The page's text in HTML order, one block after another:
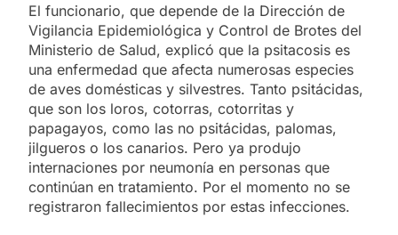
El funcionario, que depende de la Dirección de
Vigilancia Epidemiológica y Control de Brotes del
Ministerio de Salud, explicó que la psitacosis es
una enfermedad que afecta numerosas especies
de aves domésticas y silvestres. Tanto psitácidas,
que son los loros, cotorras, cotorritas y
papagayos, como las no psitácidas, palomas,
jilgueros o los canarios. Pero ya produjo
internaciones por neumonía en personas que
continúan en tratamiento. Por el momento no se
registraron fallecimientos por estas infecciones.